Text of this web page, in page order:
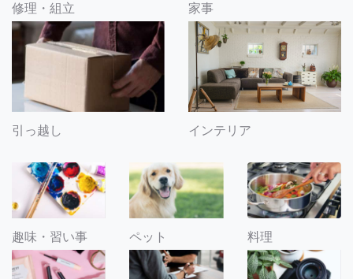
修理・組立 家事
引っ越し インテリア
趣味・習い事 ペット 料理